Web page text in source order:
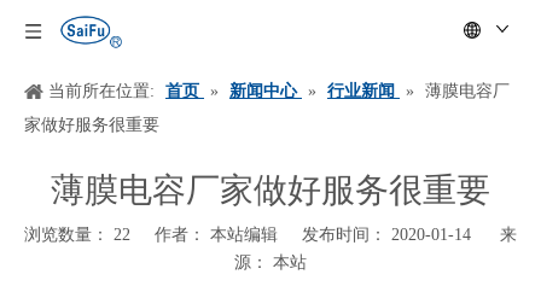
当前所在位置: 首页 » 新闻中心 » 行业新闻 »
薄膜电容厂
家做好服务很重要
薄膜电容厂家做好服务很重要
浏览数量： 22 作者： 本站编辑 发布时间： 2020-01-14 来
源： 本站